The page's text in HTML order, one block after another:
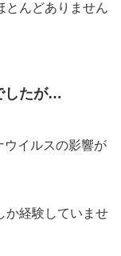
とんどありません
したが…
ウイルスの影響が
か経験していませ